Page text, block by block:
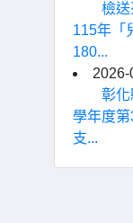
檢
115年「
180...
2026-
彰
學年度
支...